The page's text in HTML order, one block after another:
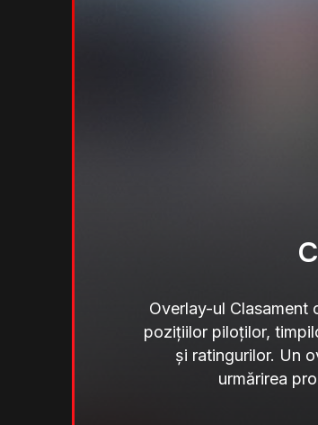
Overlay-ul Clasament
pozițiilor piloților,
și ratingurilor. Un
urmărirea